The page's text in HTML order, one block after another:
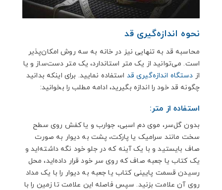
نحوه اندازه‌گیری قد
محاسبه قد به تنهایی نیز در خانه به سه روش امکان‌پذیر
است. می‌توانید از یک متر استاندارد، یک متر دست‌ساز و یا
از دستگاه اندازه‌گیری قد استفاده نمایید. برای اینکه بدانید
چگونه قد خود را اندازه بگیرید، ادامه مطلب را بخوانید:
استفاده از متر:
بدون گل‌سر، موی دم اسبی، جوارب و یا کفش روی سطح
سخت مانند سرامیک یا پارکت، پشت به دیوار به صورت
صاف بایستید و با یک آینه که در جلو خود نگه داشته‌اید و
یک کتاب یا جعبه صاف که روی سر خود قرار داده‌اید، محل
رسیدن قسمت پایینی کتاب یا جعبه به دیوار را با یک مداد
روی آن علامت بزنید. سپس فاصله این علامت تا زمین را با